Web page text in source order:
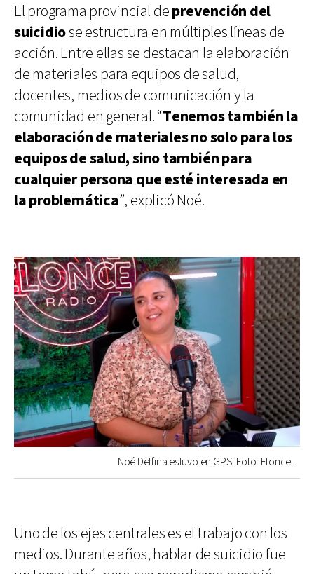
El programa provincial deprevención del
suicidiose estructura en múltiples líneas de
acción. Entre ellas se destacan la elaboración
de materiales para equipos de salud,
docentes, medios de comunicación y la
comunidad en general. “Tenemos también la
elaboración de materiales no solo para los
equipos de salud, sino también para
cualquier persona que esté interesada en
la problemática”, explicó Noé.
Noé Delfina estuvo en GPS. Foto: Elonce.
Uno de los ejes centrales es el trabajo con los
medios. Durante años, hablar de suicidio fue